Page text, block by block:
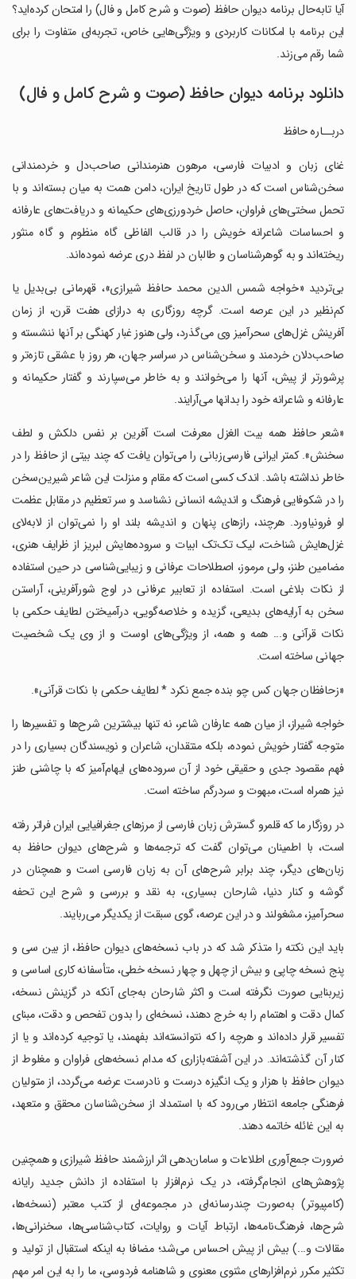
آیا تابه‌حال برنامه ‏دیوان حافظ (صوت و شرح کامل و فال) را امتحان کرده‌اید؟
این برنامه با امکانات کاربردی و ویژگی‌هایی خاص، تجربه‌ای متفاوت را برای
شما رقم می‌زند.
دانلود برنامه ‏دیوان حافظ (صوت و شرح کامل و فال)
‏‏‏دربــاره حافظ
‏‏‏غنای زبان و ادبیات فارسی، مرهون هنرمندانی صاحب‌دل و خردمندانی
سخن‌شناس است که در طول تاریخ ایران، دامن همت به میان بسته‌اند و با
تحمل سختی‌های فراوان، حاصل خردورزی‌های حکیمانه و دریافت‌های عارفانه
و احساسات شاعرانه خویش را در قالب الفاظی گاه منظوم و گاه منثور
ریخته‌اند و به گوهرشناسان و طالبان در لفظ دری عرضه نموده‌اند.
‏‏‏بی‌تردید «خواجه شمس الدین محمد حافظ شیرازی»، قهرمانی بی‌بدیل یا
کم‌نظیر در این عرصه است. گرچه روزگاری به درازای هفت قرن، از زمان
آفرینش غزل‌های سحرآمیز وی می‌گذرد، ولی هنوز غبار کهنگی بر آنها ننشسته و
صاحب‌دلان خردمند و سخن‌شناس در سراسر جهان، هر روز با عشقی تازه‌تر و
پرشورتر از پیش، آنها را می‌خوانند و به خاطر می‌سپارند و گفتار حکیمانه و
عارفانه و شاعرانه خود را بدانها می‌آرایند.
‏‏‏«شعر حافظ همه بیت‌ الغزل معرفت است آفرین بر نفس دلکش و لطف
سخنش». کمتر ایرانی فارسی‌زبانی را می‌توان یافت که چند بیتی از حافظ را در
خاطر نداشته باشد. اندک کسی است که مقام و منزلت این شاعر شیرین‌سخن
را در شکوفایی فرهنگ و اندیشه انسانی نشناسد و سر تعظیم در مقابل عظمت
او فرونیاورد. هرچند، رازهای پنهان و اندیشه بلند او را نمی‌توان از لابه‌لای
غزل‌هایش شناخت، لیک تک‌تک ابیات و سروده‌هایش لبریز از ظرایف هنری،
مضامین طنز، ولی مرموز، اصطلاحات عرفانی و زیبایی‌شناسی در حین استفاده
از نکات بلاغی است. استفاده از تعابیر عرفانی در اوج شورآفرینی، آراستن
سخن به آرایه‌های بدیعی، گزیده و خلاصه‌گویی، درآمیختن لطایف حکمی با
نکات قرآنی و... همه و همه، از ویژگی‌های اوست و از وی یک شخصیت
جهانی ساخته است.
‏‏‏«زحافظان جهان کس چو بنده جمع نکرد * لطایف حکمی با نکات قرآنی».
‏‏‏خواجه شیراز، از میان همه عارفان شاعر، نه تنها بیشترین شرح‌ها و تفسیرها را
متوجه گفتار خویش نموده، بلکه منتقدان، شاعران و نویسندگان بسیاری را در
فهم مقصود جدی و حقیقی خود از آن سروده‌های ایهام‌آمیز که با چاشنی طنز
نیز همراه است، مبهوت و سردرگم ساخته است.
‏‏‏در روزگار ما که قلمرو گسترش زبان فارسی از مرزهای جغرافیایی ایران فراتر رفته
است، با اطمینان می‌توان گفت که ترجمه‌ها و شرح‌های دیوان حافظ به
زبان‌های دیگر، چند برابر شرح‌های آن به زبان فارسی است و همچنان در
گوشه و کنار دنیا، شارحان بسیاری، به نقد و بررسی و شرح این تحفه
سحرآمیز، مشغولند و در این عرصه، گوی سبقت از یکدیگر می‌ربایند.
‏‏‏باید این نکته را متذکر شد که در باب نسخه‌های دیوان حافظ، از بین سی و
پنج نسخه چاپی و بیش از چهل و چهار نسخه خطی، متأسفانه کاری اساسی و
زیربنایی صورت نگرفته است و اکثر شارحان به‌جای آنکه در گزینش نسخه،
کمال دقت و اهتمام را به خرج دهند، نسخه‌ای را بدون تفحص و دقت، مبنای
تفسیر قرار داده‌اند و هرچه را که نتوانسته‌اند بفهمند، یا توجیه کرده‌اند و یا از
کنار آن گذشته‌اند. در این آشفته‌بازاری که مدام نسخه‌های فراوان و مغلوط از
دیوان حافظ با هزار و یک انگیزه درست و نادرست عرضه می‌گردد، از متولیان
فرهنگی جامعه انتظار می‌رود که با استمداد از سخن‌شناسان محقق و متعهد،
به این غائله خاتمه دهند.
‏‏‏ضرورت جمع‌آوری اطلاعات و سامان‌دهی اثر ارزشمند حافظ شیرازی و همچنین
پژوهش‌های انجام‌گرفته، در یک نرم‌افزار با استفاده از دانش جدید رایانه
(کامپیوتر) به‌صورت چندرسانه‌ای در مجموعه‌ای از کتب معتبر (نسخه‌ها،
شرح‌ها، فرهنگ‌نامه‌ها، ارتباط آیات و روایات، کتاب‌شناسی‌ها، سخنرانی‌ها،
مقالات و...) بیش از پیش احساس می‌شد؛ مضافا به اینکه استقبال از تولید و
تکثیر مکرر نرم‌افزارهای مثنوی معنوی و شاهنامه فردوسی، ما را به این امر مهم